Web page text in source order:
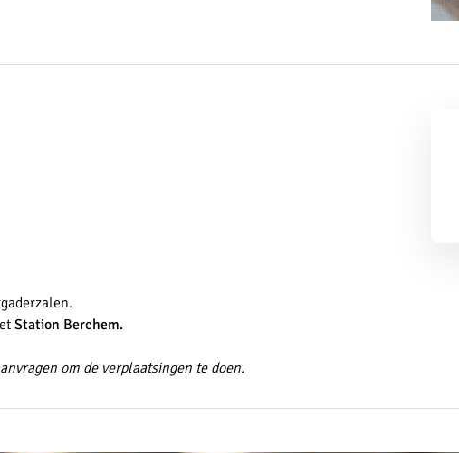
Station Berchem.
om de verplaatsingen te doen.